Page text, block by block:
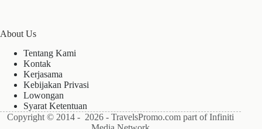
About Us
Tentang Kami
Kontak
Kerjasama
Kebijakan Privasi
Lowongan
Syarat Ketentuan
Copyright © 2014 - 2026 - TravelsPromo.com part of Infiniti